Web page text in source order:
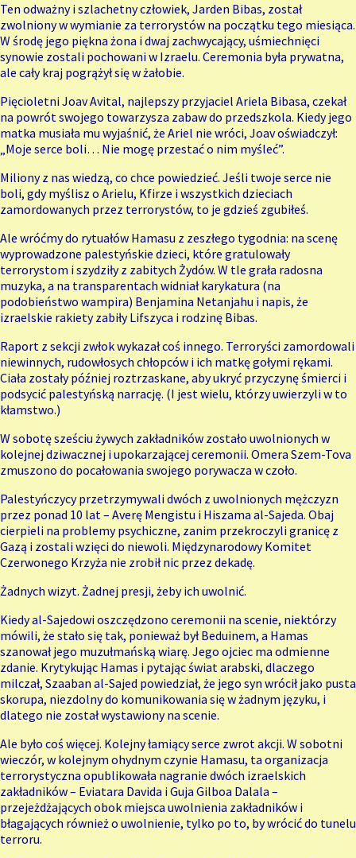
Ten odważny i szlachetny człowiek, Jarden Bibas, został
zwolniony w wymianie za terrorystów na początku tego miesiąca.
W środę jego piękna żona i dwaj zachwycający, uśmiechnięci
synowie zostali pochowani w Izraelu. Ceremonia była prywatna,
ale cały kraj pogrążył się w żałobie.
Pięcioletni Joav Avital, najlepszy przyjaciel Ariela Bibasa, czekał
na powrót swojego towarzysza zabaw do przedszkola. Kiedy jego
matka musiała mu wyjaśnić, że Ariel nie wróci, Joav oświadczył:
„Moje serce boli… Nie mogę przestać o nim myśleć”.
Miliony z nas wiedzą, co chce powiedzieć. Jeśli twoje serce nie
boli, gdy myślisz o Arielu, Kfirze i wszystkich dzieciach
zamordowanych przez terrorystów, to je gdzieś zgubiłeś.
Ale wróćmy do rytuałów Hamasu z zeszłego tygodnia: na scenę
wyprowadzone palestyńskie dzieci, które gratulowały
terrorystom i szydziły z zabitych Żydów. W tle grała radosna
muzyka, a na transparentach widniał karykatura (na
podobieństwo wampira) Benjamina Netanjahu i napis, że
izraelskie rakiety zabiły Lifszyca i rodzinę Bibas.
Raport z sekcji zwłok wykazał coś innego. Terroryści zamordowali
niewinnych, rudowłosych chłopców i ich matkę gołymi rękami.
Ciała zostały później roztrzaskane, aby ukryć przyczynę śmierci i
podsycić palestyńską narrację. (I jest wielu, którzy uwierzyli w to
kłamstwo.)
W sobotę sześciu żywych zakładników zostało uwolnionych w
kolejnej dziwacznej i upokarzającej ceremonii. Omera Szem-Tova
zmuszono do pocałowania swojego porywacza w czoło.
Palestyńczycy przetrzymywali dwóch z uwolnionych mężczyzn
przez ponad 10 lat – Averę Mengistu i Hiszama al-Sajeda. Obaj
cierpieli na problemy psychiczne, zanim przekroczyli granicę z
Gazą i zostali wzięci do niewoli. Międzynarodowy Komitet
Czerwonego Krzyża nie zrobił nic przez dekadę.
Żadnych wizyt. Żadnej presji, żeby ich uwolnić.
Kiedy al-Sajedowi oszczędzono ceremonii na scenie, niektórzy
mówili, że stało się tak, ponieważ był Beduinem, a Hamas
szanował jego muzułmańską wiarę. Jego ojciec ma odmienne
zdanie. Krytykując Hamas i pytając świat arabski, dlaczego
milczał, Szaaban al-Sajed powiedział, że jego syn wrócił jako pusta
skorupa, niezdolny do komunikowania się w żadnym języku, i
dlatego nie został wystawiony na scenie.
Ale było coś więcej. Kolejny łamiący serce zwrot akcji. W sobotni
wieczór, w kolejnym ohydnym czynie Hamasu, ta organizacja
terrorystyczna opublikowała nagranie dwóch izraelskich
zakładników – Eviatara Davida i Guja Gilboa Dalala –
przejeżdżających obok miejsca uwolnienia zakładników i
błagających również o uwolnienie, tylko po to, by wrócić do tunelu
terroru.